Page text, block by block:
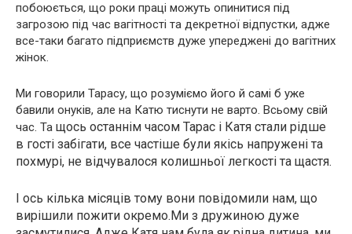
побоюється, що роки праці можуть опинитися під
загрозою під час вагітності та декретної відпустки, адже
все-таки багато підприємств дуже упереджені до вагітних
жінок.
Ми говорили Тарасу, що розуміємо його й самі б уже
бавили онуків, але на Катю тиснути не варто. Всьому свій
час. Та щось останнім часом Тарас і Катя стали рідше
в гості забігати, все частіше були якісь напружені та
похмурі, не відчувалося колишньої легкості та щастя.
І ось кілька місяців тому вони повідомили нам, що
вирішили пожити окремо.Ми з дружиною дуже